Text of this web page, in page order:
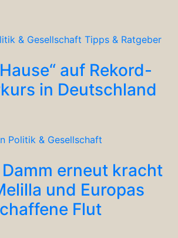
& Gesellschaft Tipps & Ratgeber
auf Rekord-
in Deutschland
Politik & Gesellschaft
erneut kracht
und Europas
Flut